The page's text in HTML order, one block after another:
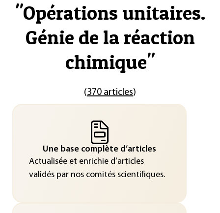
"Opérations unitaires.
Génie de la réaction
chimique"
(370 articles)
Une base complète d’articles
Actualisée et enrichie d’articles
validés par nos comités scientifiques.